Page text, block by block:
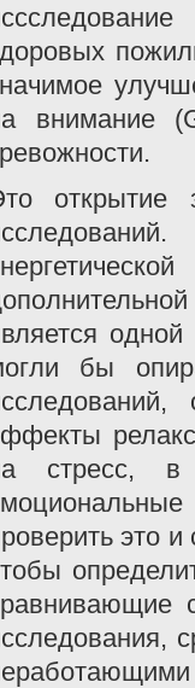
внимание
открытие
бы
стресс, в
это